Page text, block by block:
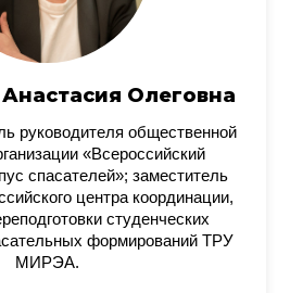
Олеговна
руководителя общественной
«Всероссийский
спасателей»; заместитель
центра координации,
студенческих
формирований ТРУ
МИРЭА.